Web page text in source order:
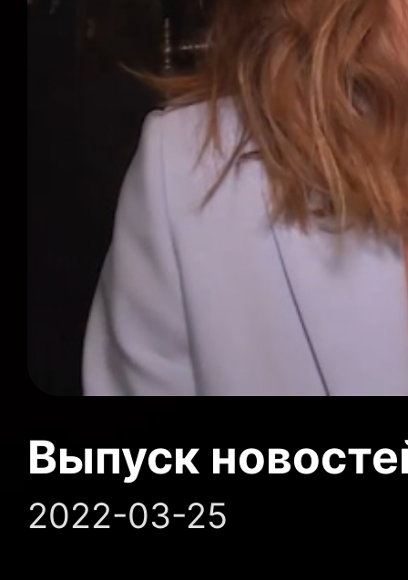
Выпуск
2022-03-25